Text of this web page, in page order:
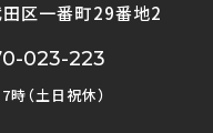
区一番町29番地2
023-223
（土日祝休）